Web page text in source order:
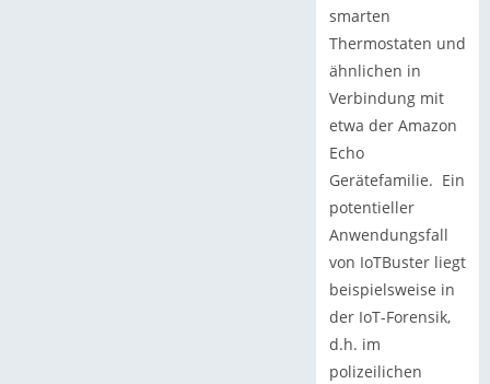
smarten
Thermostaten und
ähnlichen in
Verbindung mit
etwa der Amazon
Echo
Gerätefamilie. Ein
potentieller
Anwendungsfall
von IoTBuster liegt
beispielsweise in
der IoT-Forensik,
d.h. im
polizeilichen